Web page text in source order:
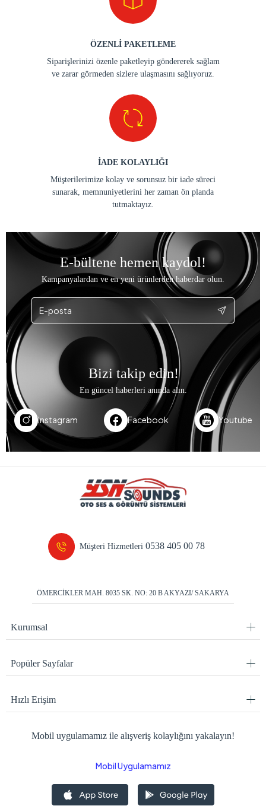
ÖZENLİ PAKETLEME
Siparişlerinizi özenle paketleyip göndererek sağlam
ve zarar görmeden sizlere ulaşmasını sağlıyoruz.
İADE KOLAYLIĞI
Müşterilerimize kolay ve sorunsuz bir iade süreci
sunarak, memnuniyetlerini her zaman ön planda
tutmaktayız.
E-bültene hemen kaydol!
Kampanyalardan ve en yeni ürünlerden haberdar olun.
Bizi takip edin!
En güncel haberleri anında alın.
Instagram Facebook Youtube
Müşteri Hizmetleri0538 405 00 78
ÖMERCİKLER MAH. 8035 SK. NO: 20 B AKYAZI/ SAKARYA
Kurumsal
Popüler Sayfalar
Hızlı Erişim
Mobil uygulamamız ile alışveriş kolaylığını yakalayın!
Mobil Uygulamamız